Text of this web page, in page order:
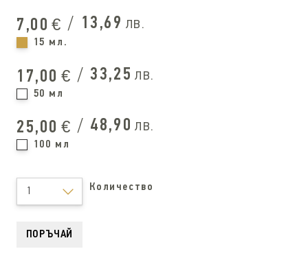
7,00 € / 13,69 лв.
15 мл.
17,00 € / 33,25 лв.
50 мл
25,00 € / 48,90 лв.
100 мл
1 Количество
ПОРЪЧАЙ